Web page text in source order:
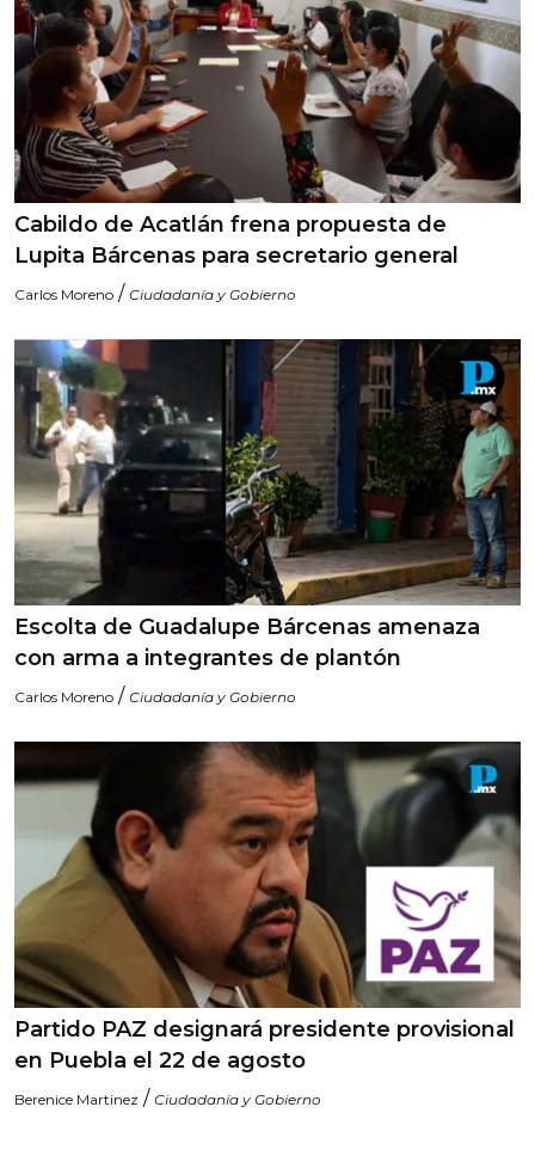
Cabildo de Acatlán frena propuesta de
Lupita Bárcenas para secretario general
Carlos Moreno / Ciudadanía y Gobierno
Escolta de Guadalupe Bárcenas amenaza
con arma a integrantes de plantón
Carlos Moreno / Ciudadanía y Gobierno
Partido PAZ designará presidente provisional
en Puebla el 22 de agosto
Berenice Martinez / Ciudadanía y Gobierno